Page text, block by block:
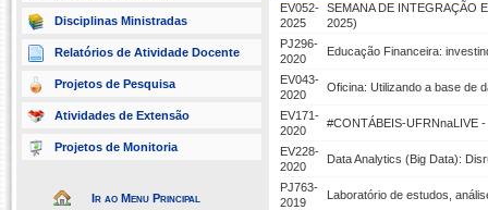
Disciplinas Ministradas
Relatórios de Atividade Docente
Projetos de Pesquisa
Atividades de Extensão
Projetos de Monitoria
Ir ao Menu Principal
EV052-
2025
SEMANA DE INTEGRAÇÃO
2025)
PJ296-
2020
Educação Financeira:
EV043-
2020
Oficina: Utilizando a base de
EV171-
2020
#CONTÁBEIS-UFRNnaLIVE -
EV228-
2020
Data Analytics (Big Data):
PJ763-
2019
Laboratório de estudos,